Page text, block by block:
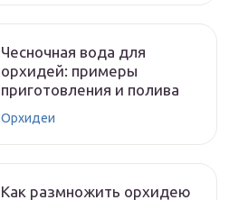
Чесночная вода для
орхидей: примеры
приготовления и полива
Орхидеи
Как размножить орхидею